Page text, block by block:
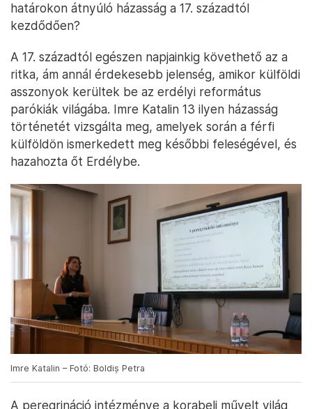
határokon átnyúló házasság a 17. századtól
kezdődően?
A 17. századtól egészen napjainkig követhető az a
ritka, ám annál érdekesebb jelenség, amikor külföldi
asszonyok kerültek be az erdélyi református
parókiák világába. Imre Katalin 13 ilyen házasság
történetét vizsgálta meg, amelyek során a férfi
külföldön ismerkedett meg későbbi feleségével, és
hazahozta őt Erdélybe.
Imre Katalin – Fotó: Boldiș Petra
A peregrináció intézménye a korabeli művelt világ